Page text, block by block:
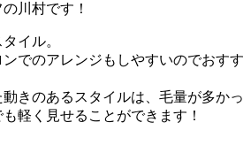
川村です！
イル。
でのアレンジもしやすいのでおすす
きのあるスタイルは、毛量が多かっ
軽く見せることができます！